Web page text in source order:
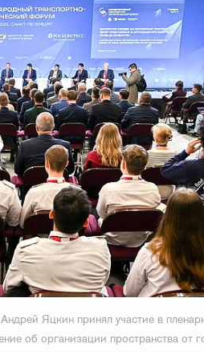
Яцкин принял участие в
об организации пространства от